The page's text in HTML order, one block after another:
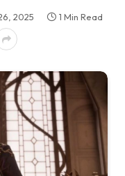
2025
1 Min Read